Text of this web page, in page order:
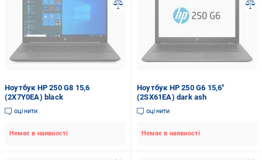
Ноутбук HP 250 G8 15,6
(2X7Y0EA) black
оцінити
Немає в наявності
Ноутбук HP 250 G6 15,6"
(2SX61EA) dark ash
оцінити
Немає в наявності